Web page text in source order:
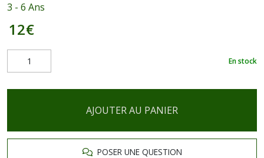
3 - 6 Ans
12€
En stock
AJOUTER AU PANIER
POSER UNE QUESTION